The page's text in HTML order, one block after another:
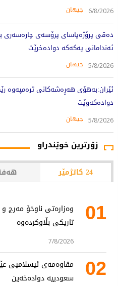
6/8/2026 جیهان
دەقی پرۆژەیاسای پرۆسەی چارەسەری
ئەندامانی پەکەکە دوادەخرێت
5/8/2026 جیهان
ئێران:بەهۆی هەڕەشەکانی ترەمپەوە
دوادەکەوێت
5/8/2026 جیهان
زۆرترین خوێندراو
24 کاتژمێر
01
وەزارەتی ناوخۆ مەرج
تاریکی بڵاوکردەوە
7/8/2026
02
مقاوەمەی ئیسلامیی
سعودییە دوادەخەین